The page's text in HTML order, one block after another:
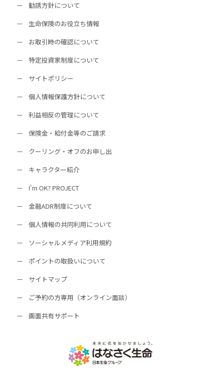
勧誘方針について
生命保険のお役立ち情報
お取引時の確認について
特定投資家制度について
サイトポリシー
個人情報保護方針について
利益相反の管理について
保険金・給付金等のご請求
クーリング・オフのお申し出
キャラクター紹介
I'm OK? PROJECT
金融ADR制度について
個人情報の共同利用について
ソーシャルメディア利用規約
ポイントの取扱いについて
サイトマップ
ご予約の方専用（オンライン面談）
画面共有サポート